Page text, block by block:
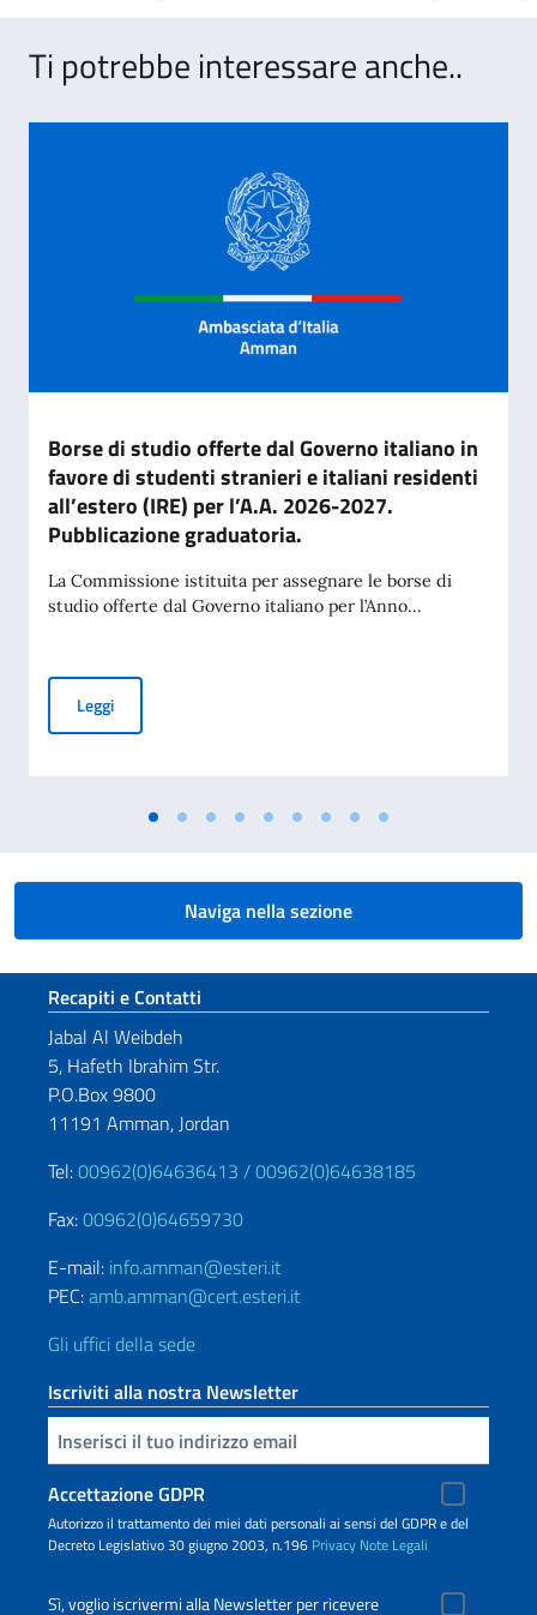
Ti potrebbe interessare anche..
Borse di studio offerte dal Governo italiano in
favore di studenti stranieri e italiani residenti
all’estero (IRE) per l’A.A. 2026-2027.
Pubblicazione graduatoria.
La Commissione istituita per assegnare le borse di
studio offerte dal Governo italiano per l’Anno...
LeggiBorse di studio offerte dal Governo italiano in favore di
Naviga nella sezione
Sezione footer
Recapiti e Contatti
Jabal Al Weibdeh
5, Hafeth Ibrahim Str.
P.O.Box 9800
11191 Amman, Jordan
Tel:00962(0)64636413 /00962(0)64638185
Fax:00962(0)64659730
E-mail: info.amman@esteri.it
PEC:amb.amman@cert.esteri.it
Gli uffici della sede
Iscriviti alla nostra Newsletter
Inserisci la tua email
Accettazione GDPR
Autorizzo il trattamento dei miei dati personali ai sensi del GDPR e del
Decreto Legislativo 30 giugno 2003, n.196 Privacy Note Legali
Sì, voglio iscrivermi alla Newsletter per ricevere